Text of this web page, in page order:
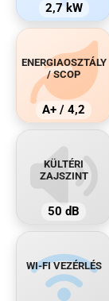
2,7 kW
ENERGIAOSZTÁLY
/ SCOP
A+ / 4,2
KÜLTÉRI
ZAJSZINT
50 dB
WI-FI VEZÉRLÉS